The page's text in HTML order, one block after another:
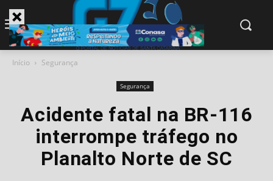
Início Segurança
Segurança
Acidente fatal na BR-116
interrompe tráfego no
Planalto Norte de SC
modal-check